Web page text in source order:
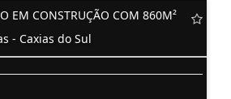
EM CONSTRUÇÃO COM 860M²
- Caxias do Sul